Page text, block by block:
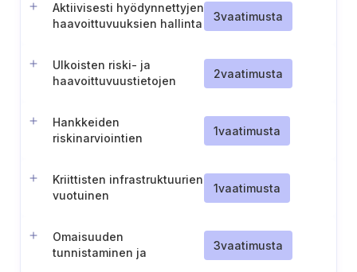
Aktiivisesti hyödynnettyjen
haavoittuvuuksien hallinta
3vaatimusta
Ulkoisten riski- ja
haavoittuvuustietojen
2vaatimusta
Hankkeiden
riskinarviointien
1vaatimusta
Kriittisten infrastruktuurien
vuotuinen
1vaatimusta
Omaisuuden
tunnistaminen ja
3vaatimusta